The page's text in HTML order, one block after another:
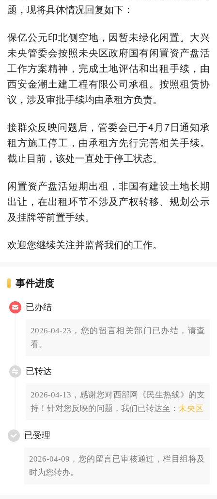
题，现将具体情况回复如下：
保亿公元印北侧空地，因暂未绿化闲置。大兴
未央管委会按照未央区政府国有闲置资产盘活
工作方案精神，完成土地评估和出租手续，由
西安金潮土建工程有限公司承租。按照租赁协
议，涉及审批手续均由承租方负责。
接群众反映问题后，管委会已于4月7日通知承
租方施工停工，由承租方先行完善相关手续。
截止目前，该处一直处于停工状态。
闲置资产盘活短期出租，非国有建设土地长期
出让，在出租环节不涉及产权转移、规划公示
及挂牌等前置手续。
欢迎您继续关注并监督我们的工作。
事件进度
已办结
2026-04-23，您的留言相关部门已办结，请查
看。
已转达
2026-04-13，感谢您对西部网《民生热线》的支
持！针对您反映的问题，我们已转达至： 未央区
已受理
2026-04-09，您的留言已审核通过，栏目组将及
时为您转办。